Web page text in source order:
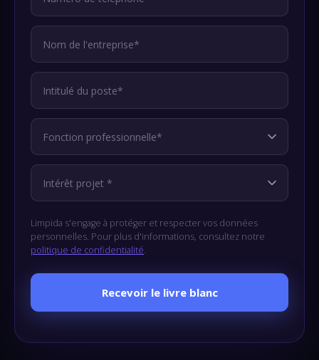
Limpida s'engage à protéger et respecter vos données
personnelles. Pour plus d'informations, consultez notre
politique de confidentialité.